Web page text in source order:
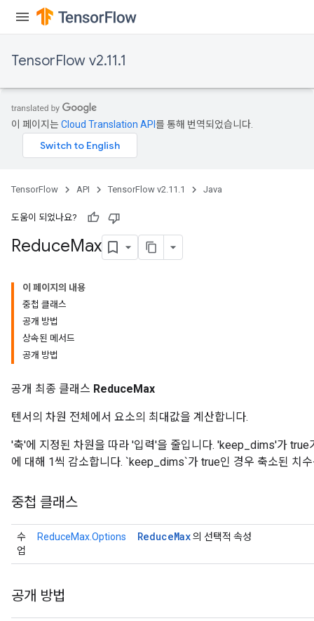
TensorFlow v2.11.1
이 페이지는Cloud Translation API 를 통해 번역되었습니다.
TensorFlow API TensorFlow v2.11.1 Java
도움이 되었나요?
ReduceMax
이 페이지의 내용
중첩 클래스
공개 방법
상속된 메서드
공개 방법
공개 최종 클래스 ReduceMax
텐서의 차원 전체에서 요소의 최대값을 계산합니다.
'축'에 지정된 차원을 따라 '입력'을 줄입니다. 'keep_dims'가
에 대해 1씩 감소합니다. `keep_dims`가 true인 경우 축소된 치
중첩 클래스
수
업
ReduceMax.Options ReduceMax의 선택적 속성
공개 방법